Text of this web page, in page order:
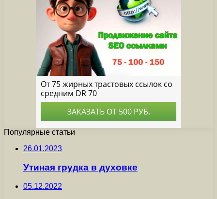
Популярные статьи
26.01.2023
Утиная грудка в духовке
05.12.2022